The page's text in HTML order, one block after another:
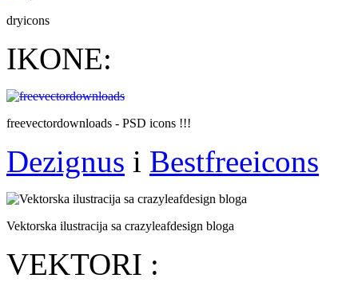
dryicons
IKONE:
freevectordownloads - PSD icons !!!
Dezignus i Bestfreeicons
Vektorska ilustracija sa crazyleafdesign bloga
VEKTORI :